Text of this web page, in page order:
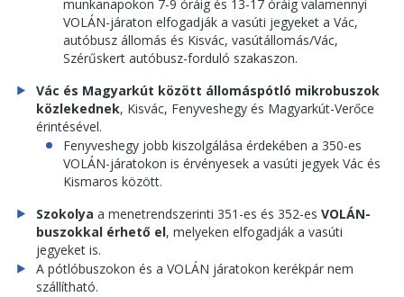
munkanapokon 7-9 óráig és 13-17 óráig valamennyi
VOLÁN-járaton elfogadják a vasúti jegyeket a Vác,
autóbusz állomás és Kisvác, vasútállomás/Vác,
Szérűskert autóbusz-forduló szakaszon.
Vác és Magyarkút között állomáspótló mikrobuszok
közlekednek, Kisvác, Fenyveshegy és Magyarkút-Verőce
érintésével.
Fenyveshegy jobb kiszolgálása érdekében a 350-es
VOLÁN-járatokon is érvényesek a vasúti jegyek Vác és
Kismaros között.
Szokolya a menetrendszerinti 351-es és 352-es VOLÁN-
buszokkal érhető el, melyeken elfogadják a vasúti
jegyeket is.
A pótlóbuszokon és a VOLÁN járatokon kerékpár nem
szállítható.